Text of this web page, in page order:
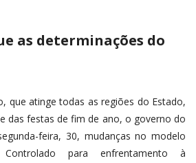
as determinações do
que atinge todas as regiões do Estado,
das festas de fim de ano, o governo do
feira, 30, mudanças no modelo
para enfrentamento à